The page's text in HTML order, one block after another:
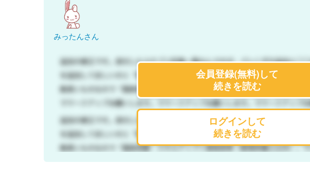
みったんさん
会員登録(無料)して
続きを読む
ログインして
続きを読む